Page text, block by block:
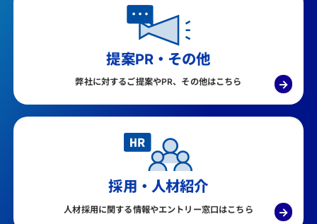
提案PR・その他
弊社に対するご提案やPR、その他はこちら →
採用・人材紹介
人材採用に関する情報やエントリー窓口はこちら →